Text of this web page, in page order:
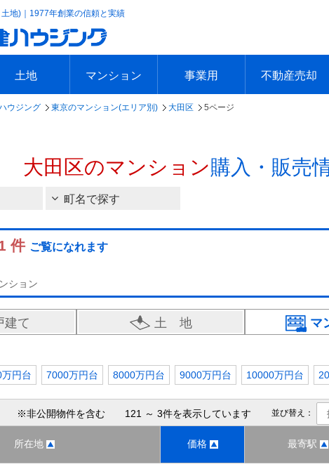
地)｜1977年創業の信頼と実績
土地
リアで探す
線で探す
日の新着物件
週の新着物件
マンション
エリアで探す
沿線で探す
本日の新着物件
今週の新着物件
事業用
エリアで探す
沿線で探す
本日の新着物件
今週の新着物件
不動産売却
ウジング 東京のマンション(エリア別) 大田区 5ページ
大田区のマンション購入・販売
町名で探す
件 ご覧になれます
ション
建て 土 地 マ
円台 7000万円台 8000万円台 9000万円台 10000万円台
※非公開物件を含む 121 ～ 3件を表示しています 並び替え：
所在地 価格 最寄駅